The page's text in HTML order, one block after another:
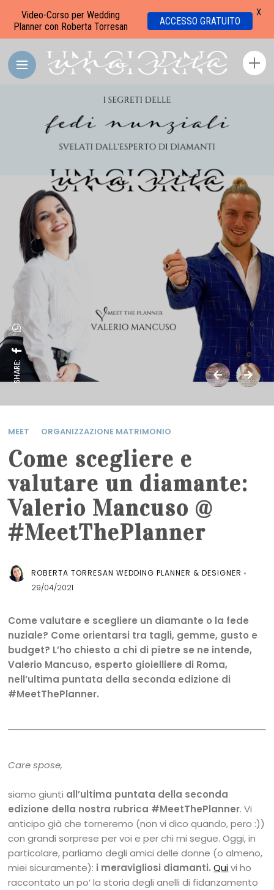
SHARE:
MEET ORGANIZZAZIONE MATRIMONIO
Come scegliere e
valutare un diamante:
Valerio Mancuso @
#MeetThePlanner
ROBERTA TORRESAN WEDDING PLANNER & DESIGNER
29/04/2021
Come valutare e scegliere un diamante o la fede
nuziale? Come orientarsi tra tagli, gemme, gusto e
budget? L’ho chiesto a chi di pietre se ne intende,
Valerio Mancuso, esperto gioielliere di Roma,
nell’ultima puntata della seconda edizione di
#MeetThePlanner.
Care spose,
siamo giunti all’ultima puntata della seconda
edizione della nostra rubrica #MeetThePlanner. Vi
anticipo già che torneremo (non vi dico quando, pero :))
con grandi sorprese per voi e per chi mi segue. Oggi, in
particolare, parliamo degli amici delle donne (o almeno,
miei sicuramente): i meravigliosi diamanti. Quivi ho
raccontato un po’ la storia degli anelli di fidanzamento
Video-Corso per Wedding
Planner con Roberta Torresan
ACCESSO GRATUITO
X